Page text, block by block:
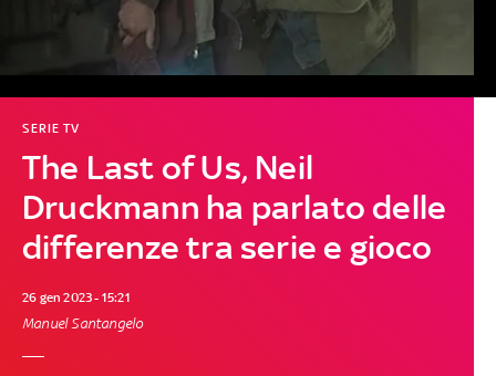
The Last of Us, Neil
Druckmann ha parlato delle
differenze tra serie e gioco
SERIE TV
26 gen 2023 - 15:21
Manuel Santangelo